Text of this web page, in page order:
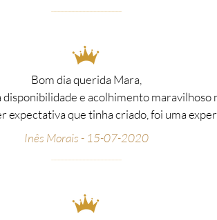
Bom dia querida Mara,
e acolhimento maravilhoso
expectativa que tinha criado, foi uma
Inês Morais - 15-07-2020